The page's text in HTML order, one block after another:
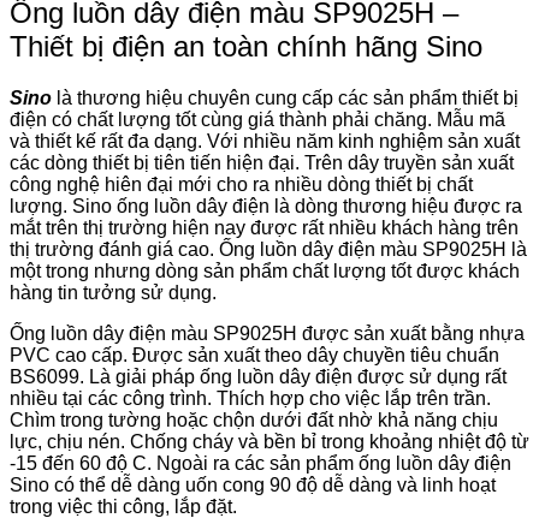
Ống luồn dây điện màu SP9025H –
Thiết bị điện an toàn chính hãng Sino
Sino là thương hiệu chuyên cung cấp các sản phẩm thiết bị
điện có chất lượng tốt cùng giá thành phải chăng. Mẫu mã
và thiết kế rất đa dạng. Với nhiều năm kinh nghiệm sản xuất
các dòng thiết bị tiên tiến hiện đại. Trên dây truyền sản xuất
công nghệ hiên đại mới cho ra nhiều dòng thiết bị chất
lượng. Sino ống luồn dây điện là dòng thương hiệu được ra
mắt trên thị trường hiện nay được rất nhiều khách hàng trên
thị trường đánh giá cao. Ống luồn dây điện màu SP9025H là
một trong nhưng dòng sản phẩm chất lượng tốt được khách
hàng tin tưởng sử dụng.
Ống luồn dây điện màu SP9025H được sản xuất bằng nhựa
PVC cao cấp. Được sản xuất theo dây chuyền tiêu chuẩn
BS6099. Là giải pháp ống luồn dây điện được sử dụng rất
nhiều tại các công trình. Thích hợp cho việc lắp trên trần.
Chìm trong tường hoặc chộn dưới đất nhờ khả năng chịu
lực, chịu nén. Chống cháy và bền bỉ trong khoảng nhiệt độ từ
-15 đến 60 độ C. Ngoài ra các sản phẩm ống luồn dây điện
Sino có thể dễ dàng uốn cong 90 độ dễ dàng và linh hoạt
trong việc thi công, lắp đặt.